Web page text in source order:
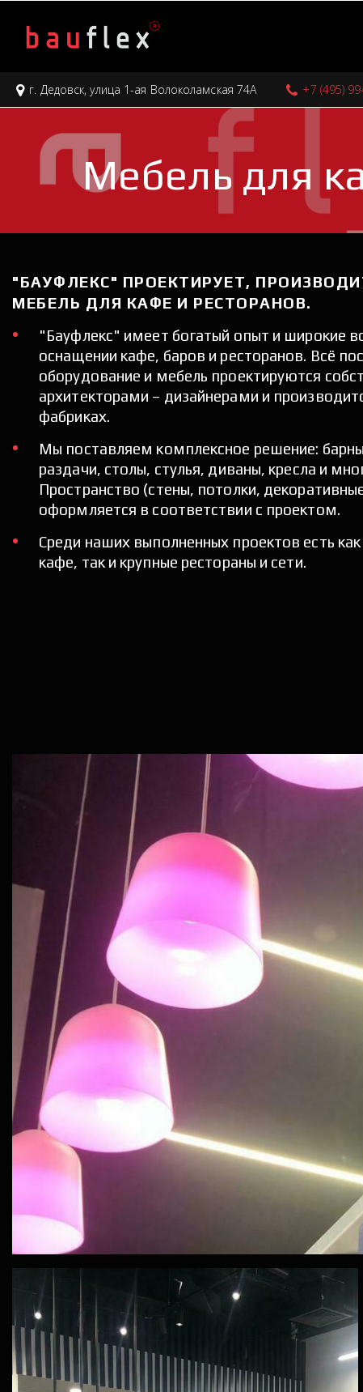
г. Дедовск,улица 1-ая Волоколамская 74А +7 (495)
Мебель для
"БАУФЛЕКС" ПРОЕКТИРУЕТ,
МЕБЕЛЬ ДЛЯ КАФЕ И РЕСТОРАНОВ.
"Бауфлекс" имеет богатый опыт и широкие
оснащении кафе, баров и ресторанов. Всё
оборудование и мебель проектируются
архитекторами – дизайнерами и
фабриках.
Мы поставляем комплексное решение:
раздачи, столы, стулья, диваны, кресла и
Пространство (стены, потолки,
оформляется в соответствии с проектом.
Среди наших выполненных проектов есть
кафе, так и крупные рестораны и сети.